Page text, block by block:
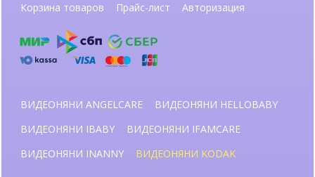
Корзина товаров Прайс-лист Авторизация
ВИДЕОНЯНИ ANGELCARE
ВИДЕОНЯНИ HELLOBABY
ВИДЕОНЯНИ IBABY
ВИДЕОНЯНИ IFAMCARE
ВИДЕОНЯНИ INANNY
ВИДЕОНЯНИ KODAK